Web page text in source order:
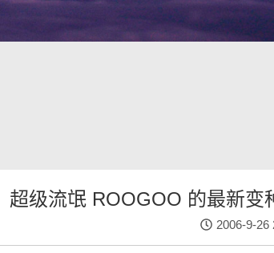
超级流氓 ROOGOO 的最新变
2006-9-26